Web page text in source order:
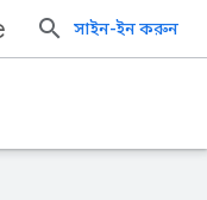
সাইন-ইন করুন